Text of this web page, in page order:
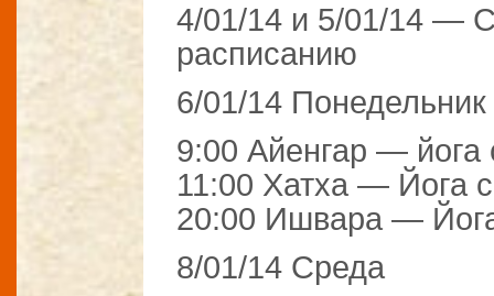
4/01/14 и 5/01/14 —
расписанию
6/01/14 Понедельник
9:00 Айенгар —
11:00 Хатха — Йога
20:00 Ишвара —
8/01/14 Среда